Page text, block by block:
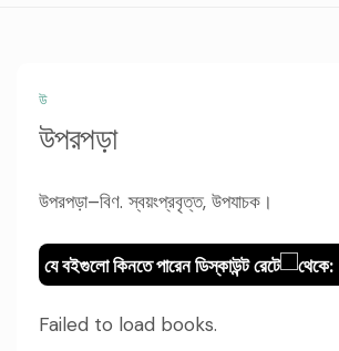
উ
উপরপড়া
উপরপড়া–বিণ. স্বয়ংপ্রবৃত্ত, উপযাচক।
যে বইগুলো কিনতে পারেন ডিস্কাউন্ট রেটে থেকে:
Failed to load books.